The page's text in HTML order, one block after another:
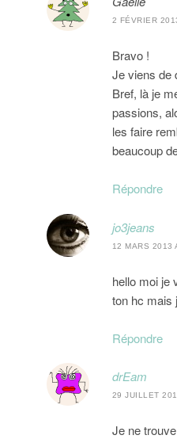
2 FÉVRIER
Bravo !
Je viens de
Bref, là je
passions,
les faire
beaucoup
Répondre
jo3jeans
12 MARS 2013
hello moi je
ton hc mais
Répondre
drEam
29 JUILLET
Je ne